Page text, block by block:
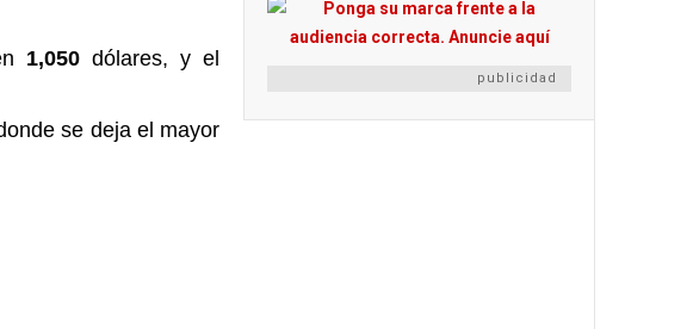
1,050dólares, y el
se deja el mayor
publicidad